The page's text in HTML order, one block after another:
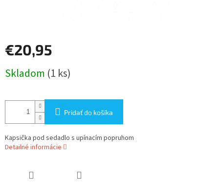
€20,95
cena:
Skladom (1 ks)
Pridať do košíka
Kapsička pod sedadlo s upínacím popruhom
Detailné informácie